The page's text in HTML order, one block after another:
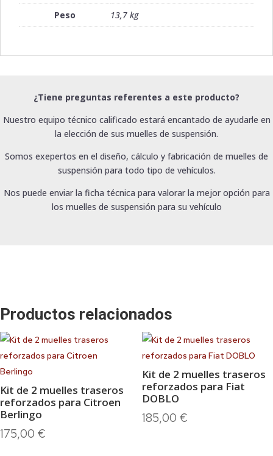
Peso 13,7 kg
¿Tiene preguntas referentes a este producto?
Nuestro equipo técnico calificado estará encantado de ayudarle en
la elección de sus muelles de suspensión.
Somos exepertos en el diseño, cálculo y fabricación de muelles de
suspensión para todo tipo de vehículos.
Nos puede enviar la ficha técnica para valorar la mejor opción para
los muelles de suspensión para su vehículo
Productos relacionados
Kit de 2 muelles traseros
reforzados para Citroen
Berlingo
175,00 €
Kit de 2 muelles traseros
reforzados para Fiat
DOBLO
185,00 €